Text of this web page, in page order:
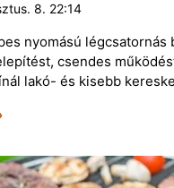
8. 22:14
nyomású légcsatornás
csendes
lakó- és kisebb